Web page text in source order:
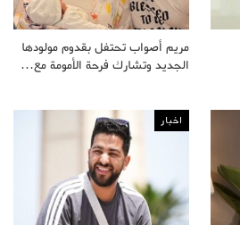
مريم أصواب تحتفل بقدوم مولودها
الجديد وتشارك فرحة الأمومة مع…
اخبار